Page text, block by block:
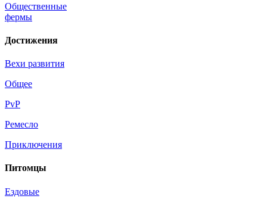
Общественные
фермы
Достижения
Вехи развития
Общее
PvP
Ремесло
Приключения
Питомцы
Ездовые